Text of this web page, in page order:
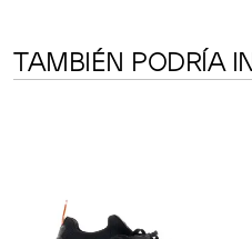
TAMBIÉN PODRÍA